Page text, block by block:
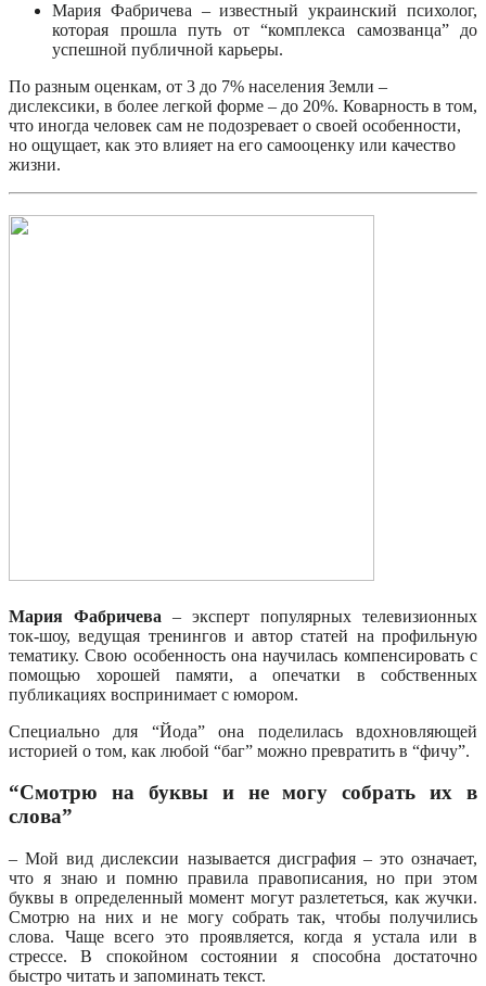
Мария Фабричева – известный украинский психолог,
которая прошла путь от “комплекса самозванца” до
успешной публичной карьеры.
По разным оценкам, от 3 до 7% населения Земли –
дислексики, в более легкой форме – до 20%. Коварность в том,
что иногда человек сам не подозревает о своей особенности,
но ощущает, как это влияет на его самооценку или качество
жизни.
Мария Фабричева
– эксперт популярных телевизионных
ток-шоу, ведущая тренингов и автор статей на профильную
тематику. Свою особенность она научилась компенсировать с
помощью хорошей памяти, а опечатки в собственных
публикациях воспринимает с юмором.
Специально для “Йода” она поделилась вдохновляющей
историей о том, как любой “баг” можно превратить в “фичу”.
“Смотрю на буквы и не могу собрать их в
слова”
– Мой вид дислексии называется дисграфия – это означает,
что я знаю и помню правила правописания, но при этом
буквы в определенный момент могут разлететься, как жучки.
Смотрю на них и не могу собрать так, чтобы получились
слова. Чаще всего это проявляется, когда я устала или в
стрессе. В спокойном состоянии я способна достаточно
быстро читать и запоминать текст.